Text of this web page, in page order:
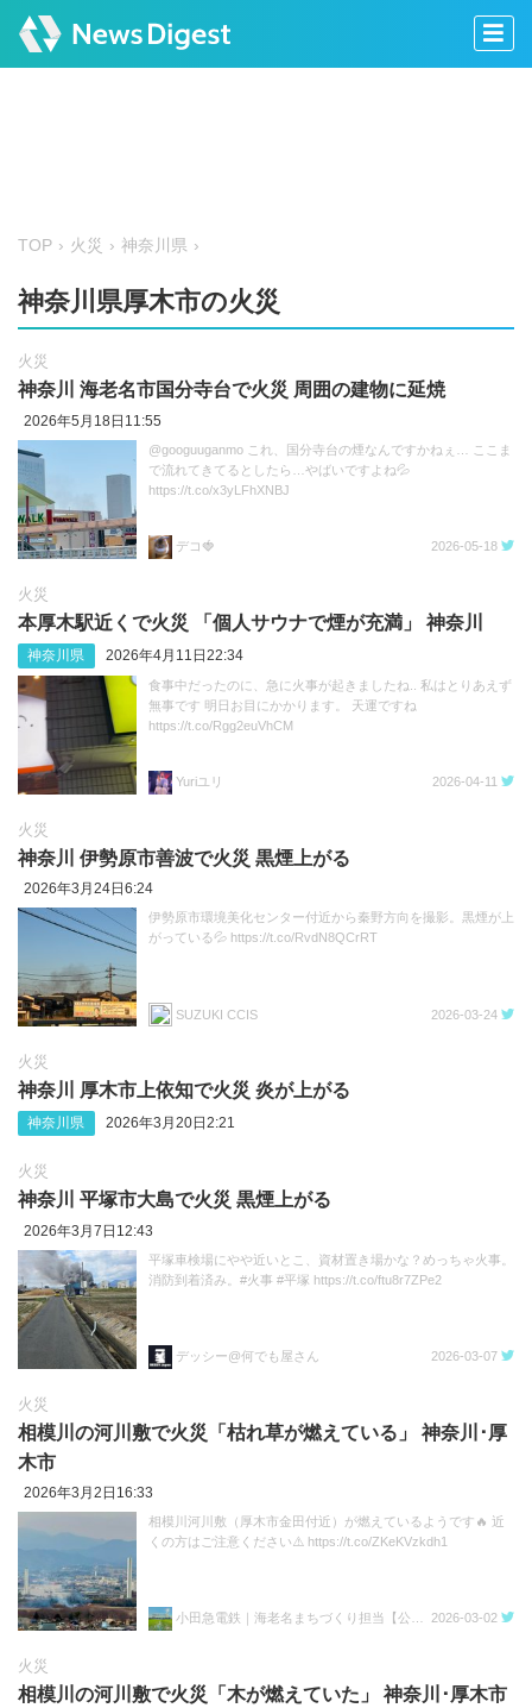
TOP 火災 神奈川県
神奈川県厚木市の火災
火災
神奈川 海老名市国分寺台で火災 周囲の建物に延焼
2026年5月18日11:55
@googuuganmo これ、国分寺台の煙なんですかねぇ… ここま
で流れてきてるとしたら…やばいですよね💦
https://t.co/x3yLFhXNBJ
デコ🍓 2026-05-18
火災
本厚木駅近くで火災 「個人サウナで煙が充満」 神奈川
神奈川県 2026年4月11日22:34
食事中だったのに、急に火事が起きましたね.. 私はとりあえず
無事です 明日お目にかかります。 天運ですね
https://t.co/Rgg2euVhCM
Yuriユリ 2026-04-11
火災
神奈川 伊勢原市善波で火災 黒煙上がる
2026年3月24日6:24
伊勢原市環境美化センター付近から秦野方向を撮影。黒煙が上
がっている💦 https://t.co/RvdN8QCrRT
SUZUKI CCIS 2026-03-24
火災
神奈川 厚木市上依知で火災 炎が上がる
神奈川県 2026年3月20日2:21
火災
神奈川 平塚市大島で火災 黒煙上がる
2026年3月7日12:43
平塚車検場にやや近いとこ、資材置き場かな？めっちゃ火事。
消防到着済み。#火事 #平塚 https://t.co/ftu8r7ZPe2
デッシー@何でも屋さん 2026-03-07
火災
相模川の河川敷で火災「枯れ草が燃えている」 神奈川･厚
木市
2026年3月2日16:33
相模川河川敷（厚木市金田付近）が燃えているようです🔥 近
くの方はご注意ください⚠️ https://t.co/ZKeKVzkdh1
小田急電鉄｜海老名まちづくり担当【公式】 2026-03-02
火災
相模川の河川敷で火災「木が燃えていた」 神奈川･厚木市